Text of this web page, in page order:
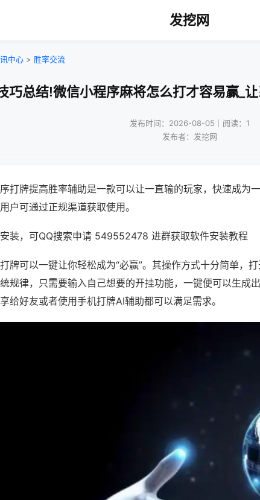
发挖网
中心 > 胜率交流
巧总结!微信小程序麻将怎么打才容易赢_
发布时间：2026-08-05｜阅读：1
发布者：发挖网
打牌提高胜率辅助是一款可以让一直输的玩家，快速成为
户可通过正规渠道获取使用。
装，可QQ搜索申请 549552478 进群获取软件安装教程
牌可以一键让你轻松成为“必赢”。其操作方式十分简单，
规律，只需要输入自己想要的开挂功能，一键便可以生成
给好友或者使用手机打牌AI辅助都可以满足需求。